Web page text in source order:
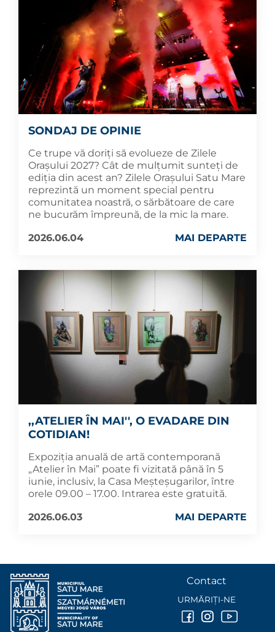
SONDAJ DE OPINIE
Ce trupe vă doriți să evolueze de Zilele
Orașului 2027? Cât de mulțumit sunteți de
ediția din acest an? Zilele Orașului Satu Mare
reprezintă un moment special pentru
comunitatea noastră, o sărbătoare de care
ne bucurăm împreună, de la mic la mare.
2026.06.04
MAI DEPARTE
,,ATELIER ÎN MAI'', O EVADARE DIN
COTIDIAN!
Expoziția anuală de artă contemporană
„Atelier în Mai” poate fi vizitată până în 5
iunie, inclusiv, la Casa Meșteșugarilor, între
orele 09.00 – 17.00. Intrarea este gratuită.
2026.06.03
MAI DEPARTE
Contact
URMĂRIȚI-NE